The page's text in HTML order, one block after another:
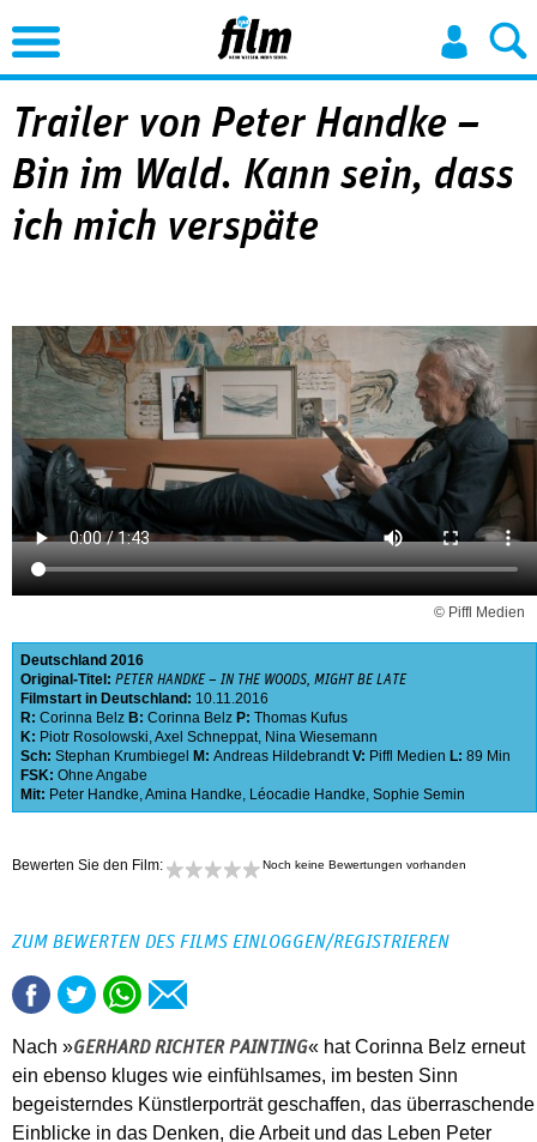
Jump to Navigation
Trailer von Peter Handke –
Bin im Wald. Kann sein, dass
ich mich verspäte
© Piffl Medien
Deutschland 2016
Original-Titel: PETER HANDKE – IN THE WOODS, MIGHT BE LATE
Filmstart in Deutschland: 10.11.2016
R: Corinna Belz B: Corinna Belz P: Thomas Kufus
K: Piotr Rosolowski,Axel Schneppat, Nina Wiesemann
Sch: Stephan Krumbiegel M: Andreas Hildebrandt V: Piffl Medien L: 89 Min
FSK: Ohne Angabe
Mit: Peter Handke,Amina Handke, Léocadie Handke, Sophie Semin
Bewerten Sie den Film: Noch keine Bewertungen vorhanden
ZUM BEWERTEN DES FILMS EINLOGGEN/REGISTRIEREN
Nach »GERHARD RICHTER PAINTING« hat Corinna Belz erneut
ein ebenso kluges wie einfühlsames, im besten Sinn
begeisterndes Künstlerporträt geschaffen, das überraschende
Einblicke in das Denken, die Arbeit und das Leben Peter